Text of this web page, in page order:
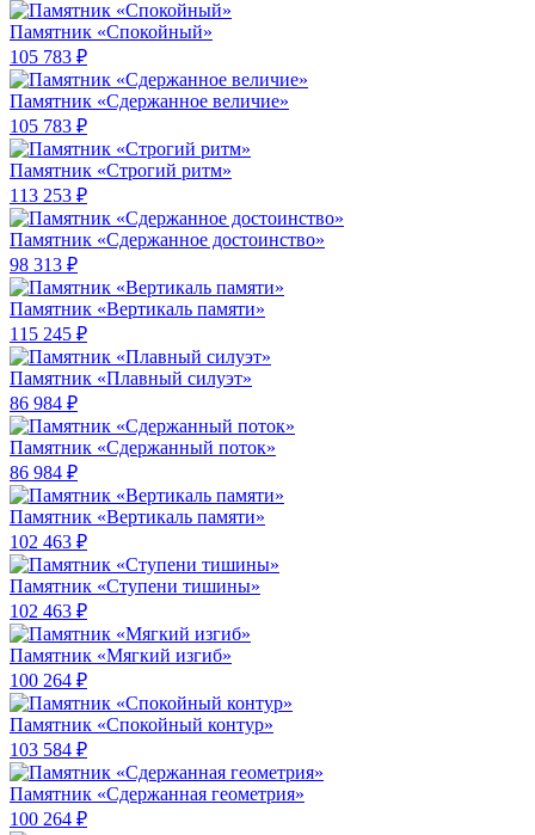
Памятник «Спокойный»
105 783 ₽
Памятник «Сдержанное величие»
105 783 ₽
Памятник «Строгий ритм»
113 253 ₽
Памятник «Сдержанное достоинство»
98 313 ₽
Памятник «Вертикаль памяти»
115 245 ₽
Памятник «Плавный силуэт»
86 984 ₽
Памятник «Сдержанный поток»
86 984 ₽
Памятник «Вертикаль памяти»
102 463 ₽
Памятник «Ступени тишины»
102 463 ₽
Памятник «Мягкий изгиб»
100 264 ₽
Памятник «Спокойный контур»
103 584 ₽
Памятник «Сдержанная геометрия»
100 264 ₽